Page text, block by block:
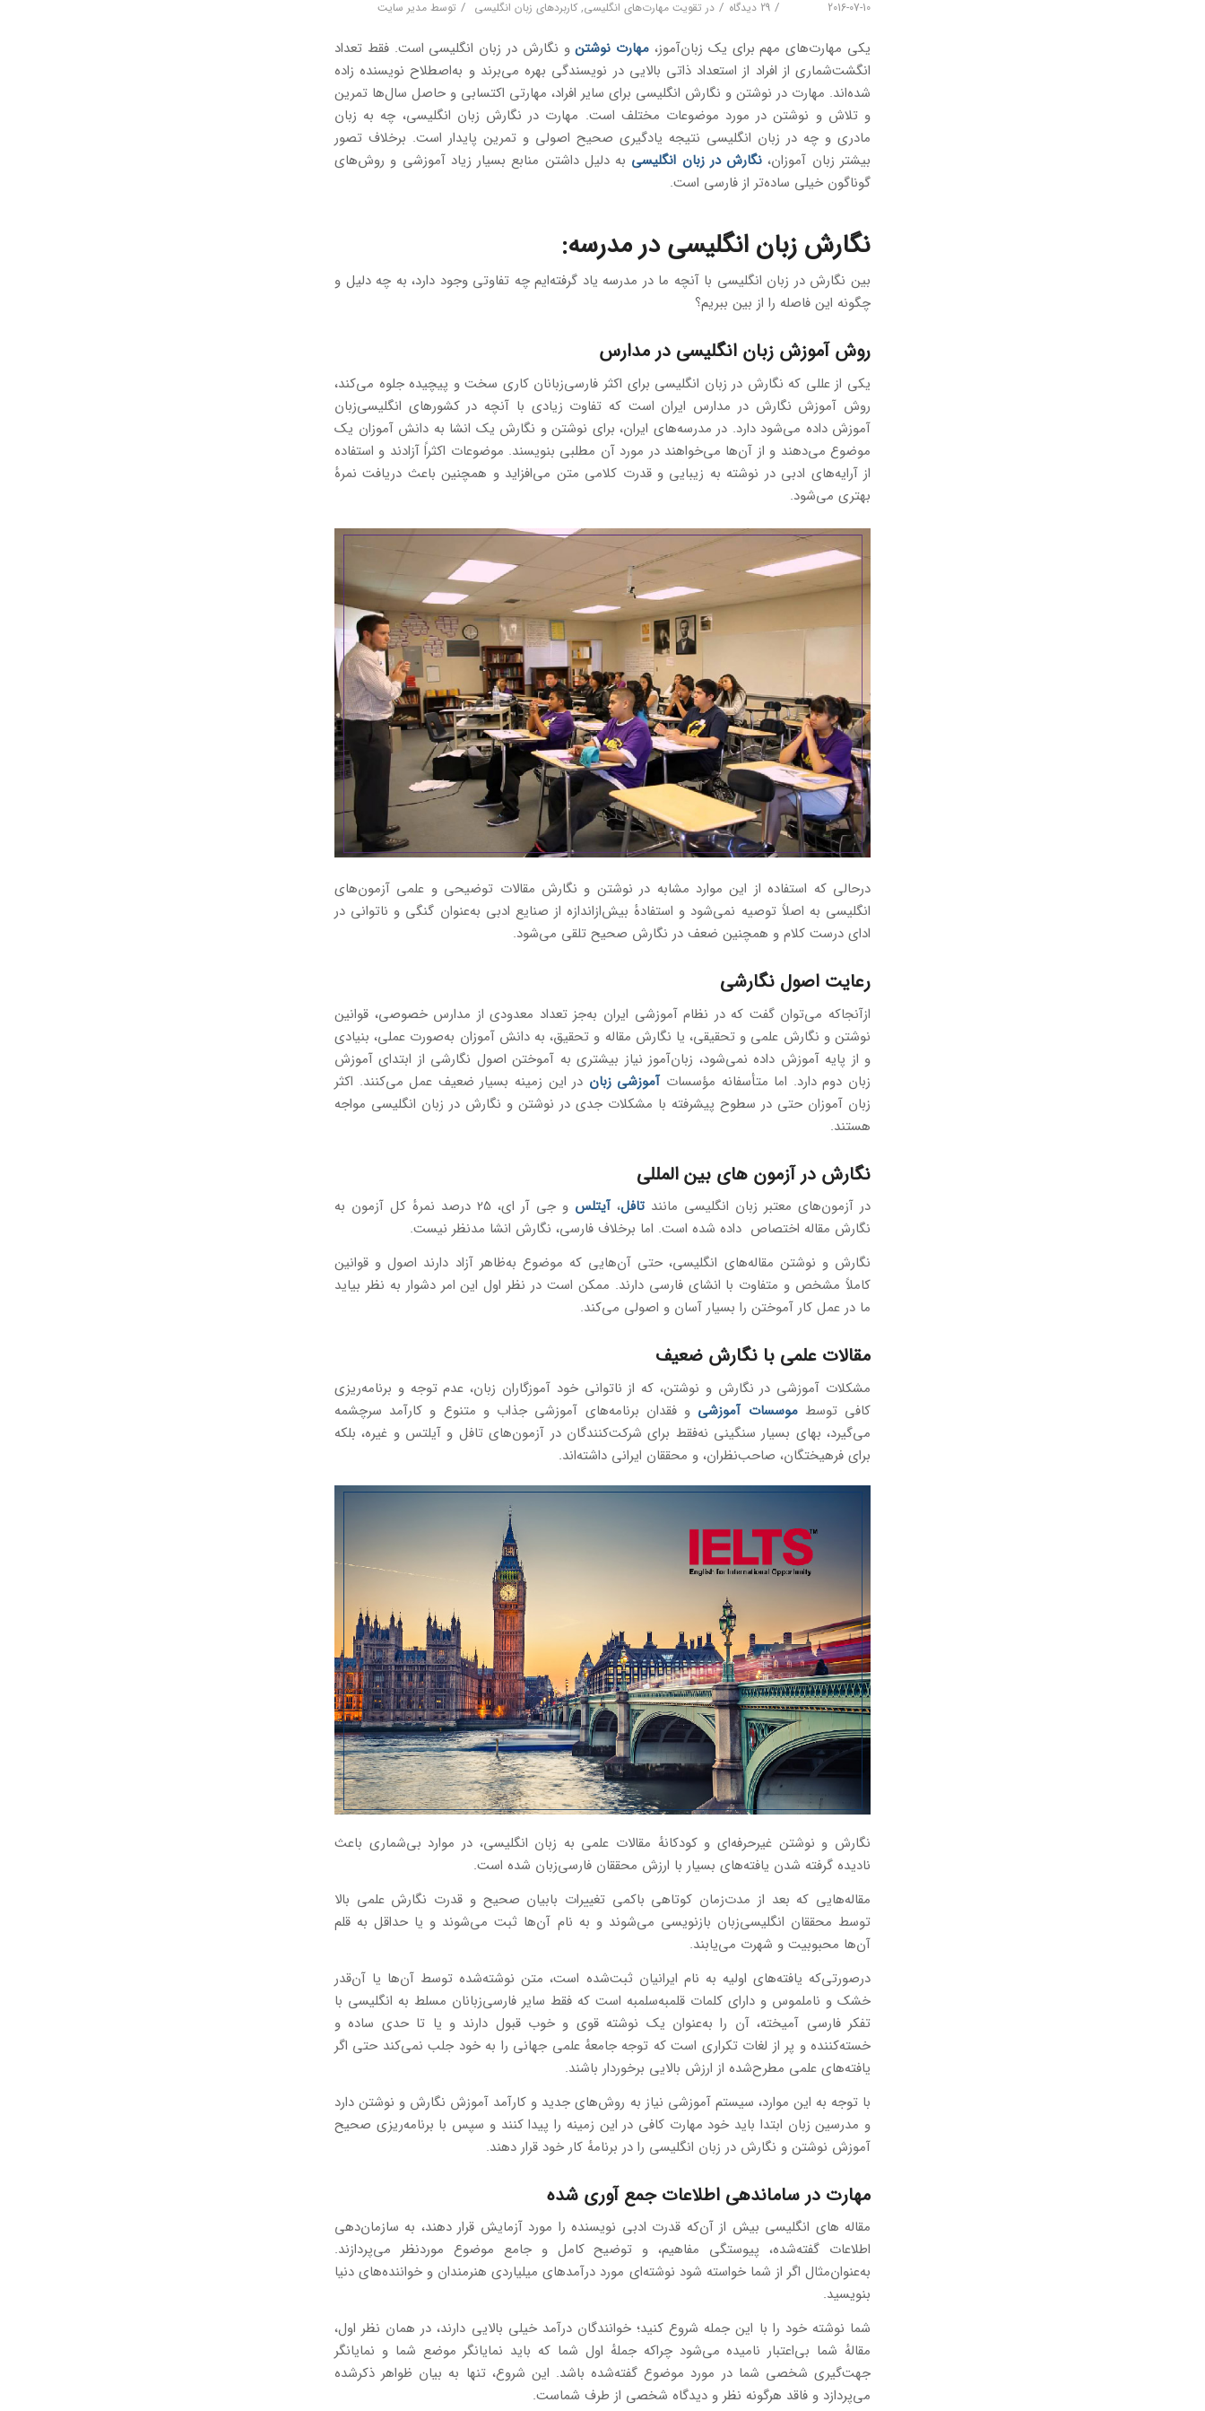
2016-07-10
/ 29 دیدگاه / در تقویت مهارت‌های انگلیسی, کاربردهای زبان انگلیسی / توسط مدیر سایت
یکی مهارت‌های مهم برای یک زبان‌آموز، مهارت نوشتنو نگارش در زبان انگلیسی است. فقط تعداد
انگشت‌شماری از افراد از استعداد ذاتی بالایی در نویسندگی بهره می‌برند و به‌اصطلاح نویسنده زاده
شده‌اند. مهارت در نوشتن و نگارش انگلیسی برای سایر افراد، مهارتی اکتسابی و حاصل سال‌ها تمرین
و تلاش و نوشتن در مورد موضوعات مختلف است. مهارت در نگارش زبان انگلیسی، چه به زبان
مادری و چه در زبان انگلیسی نتیجه یادگیری صحیح اصولی و تمرین پایدار است. برخلاف تصور
بیشتر زبان آموزان، نگارش در زبان انگلیسی به دلیل داشتن منابع بسیار زیاد آموزشی و روش‌های
گوناگون خیلی ساده‌تر از فارسی است.
نگارش زبان انگلیسی در مدرسه:
بین نگارش در زبان انگلیسی با آنچه ما در مدرسه یاد گرفته‌ایم چه تفاوتی وجود دارد، به چه دلیل و
چگونه این فاصله را از بین ببریم؟
روش آموزش زبان انگلیسی در مدارس
یکی از عللی که نگارش در زبان انگلیسی برای اکثر فارسی‌زبانان کاری سخت و پیچیده جلوه می‌کند،
روش آموزش نگارش در مدارس ایران است که تفاوت زیادی با آنچه در کشورهای انگلیسی‌زبان
آموزش داده می‌شود دارد. در مدرسه‌های ایران، برای نوشتن و نگارش یک انشا به دانش آموزان یک
موضوع می‌دهند و از آن‌ها می‌خواهند در مورد آن مطلبی بنویسند. موضوعات اکثراً آزادند و استفاده
از آرایه‌های ادبی در نوشته به زیبایی و قدرت کلامی متن می‌افزاید و همچنین باعث دریافت نمرهٔ
بهتری می‌شود.
درحالی‌ که استفاده از این موارد مشابه در نوشتن و نگارش مقالات توضیحی و علمی آزمون‌های
انگلیسی به اصلاً توصیه نمی‌شود و استفادهٔ بیش‌ازاندازه از صنایع ادبی به‌عنوان گنگی و ناتوانی در
ادای درست کلام و همچنین ضعف در نگارش صحیح تلقی می‌شود.
رعایت اصول نگارشی
ازآنجاکه می‌توان گفت که در نظام آموزشی ایران به‌جز تعداد معدودی از مدارس خصوصی، قوانین
نوشتن و نگارش علمی و تحقیقی، یا نگارش مقاله و تحقیق، به دانش آموزان به‌صورت عملی، بنیادی
و از پایه آموزش داده نمی‌شود، زبان‌آموز نیاز بیشتری به آموختن اصول نگارشی از ابتدای آموزش
زبان دوم دارد. اما متأسفانه مؤسساتآموزشی زبان در این زمینه بسیار ضعیف عمل می‌کنند. اکثر
زبان آموزان حتی در سطوح پیشرفته با مشکلات جدی در نوشتن و نگارش در زبان انگلیسی مواجه
هستند.
نگارش در آزمون های بین المللی
در آزمون‌های معتبر زبان انگلیسی مانند تافل،آیتلس
و جی آر ای، 25 درصد نمرهٔ کل آزمون به
نگارش مقاله اختصاص داده‌ شده است. اما برخلاف فارسی، نگارش انشا مدنظر نیست.
نگارش و نوشتن مقاله‌های انگلیسی، حتی آن‌هایی که موضوع به‌ظاهر آزاد دارند اصول و قوانین
کاملاً مشخص و متفاوت با انشای فارسی دارند. ممکن است در نظر اول این امر دشوار به نظر بیاید
ما در عمل کار آموختن را بسیار آسان و اصولی می‌کند.
مقالات علمی با نگارش ضعیف
مشکلات آموزشی در نگارش و نوشتن، که از ناتوانی خود آموزگاران زبان، عدم توجه و برنامه‌ریزی
کافی توسطموسسات آموزشی و فقدان برنامه‌های آموزشی جذاب و متنوع و کارآمد سرچشمه
می‌گیرد، بهای بسیار سنگینی نه‌فقط برای شرکت‌کنندگان در آزمون‌های تافل و آیلتس و غیره، بلکه
برای فرهیختگان، صاحب‌نظران، و محققان ایرانی داشته‌اند.
نگارش و نوشتن غیرحرفه‌ای و کودکانهٔ مقالات علمی به زبان انگلیسی، در موارد بی‌شماری باعث
نادیده گرفته شدن یافته‌های بسیار با ارزش محققان فارسی‌زبان شده است.
مقاله‌هایی که بعد از مدت‌زمان کوتاهی باکمی تغییرات بابیان صحیح و قدرت نگارش علمی بالا
توسط محققان انگلیسی‌زبان بازنویسی می‌شوند و به نام آن‌ها ثبت می‌شوند و یا حداقل به قلم
آن‌ها محبوبیت و شهرت می‌یابند.
درصورتی‌که یافته‌های اولیه به نام ایرانیان ثبت‌شده است، متن نوشته‌شده توسط آن‌ها یا آن‌قدر
خشک و ناملموس و دارای کلمات قلمبه‌سلمبه است که فقط سایر فارسی‌زبانان مسلط به انگلیسی با
تفکر فارسی آمیخته، آن را به‌عنوان یک نوشته قوی و خوب قبول دارند و یا تا حدی ساده و
خسته‌کننده و پر از لغات تکراری است که توجه جامعهٔ علمی جهانی را به خود جلب نمی‌کند حتی اگر
یافته‌های علمی مطرح‌شده از ارزش بالایی برخوردار باشند.
با توجه به این موارد، سیستم آموزشی نیاز به روش‌های جدید و کارآمد آموزش نگارش و نوشتن دارد
و مدرسین زبان ابتدا باید خود مهارت کافی در این زمینه را پیدا کنند و سپس با برنامه‌ریزی صحیح
آموزش نوشتن و نگارش در زبان انگلیسی را در برنامهٔ کار خود قرار دهند.
مهارت در ساماندهی اطلاعات جمع آوری شده
مقاله های انگلیسی بیش از آن‌که قدرت ادبی نویسنده را مورد آزمایش قرار دهند، به سازمان‌دهی
اطلاعات گفته‌شده، پیوستگی مفاهیم، و توضیح کامل و جامع موضوع موردنظر می‌پردازند.
به‌عنوان‌مثال اگر از شما خواسته شود نوشته‌ای مورد درآمدهای میلیاردی هنرمندان و خواننده‌های دنیا
بنویسید.
شما نوشته خود را با این جمله شروع کنید؛ خوانندگان درآمد خیلی بالایی دارند، در همان نظر اول،
مقالهٔ شما بی‌اعتبار نامیده می‌شود چراکه جملهٔ اول شما که باید نمایانگر موضع شما و نمایانگر
جهت‌گیری شخصی شما در مورد موضوع گفته‌شده باشد. این شروع، تنها به بیان ظواهر ذکرشده
می‌پردازد و فاقد هرگونه نظر و دیدگاه شخصی از طرف شماست.